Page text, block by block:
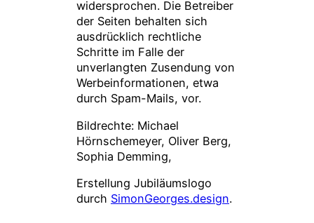
widersprochen. Die Betreiber
der Seiten behalten sich
ausdrücklich rechtliche
Schritte im Falle der
unverlangten Zusendung von
Werbeinformationen, etwa
durch Spam-Mails, vor.
Bildrechte: Michael
Hörnschemeyer, Oliver Berg,
Sophia Demming,
Erstellung Jubiläumslogo
durch SimonGeorges.design.